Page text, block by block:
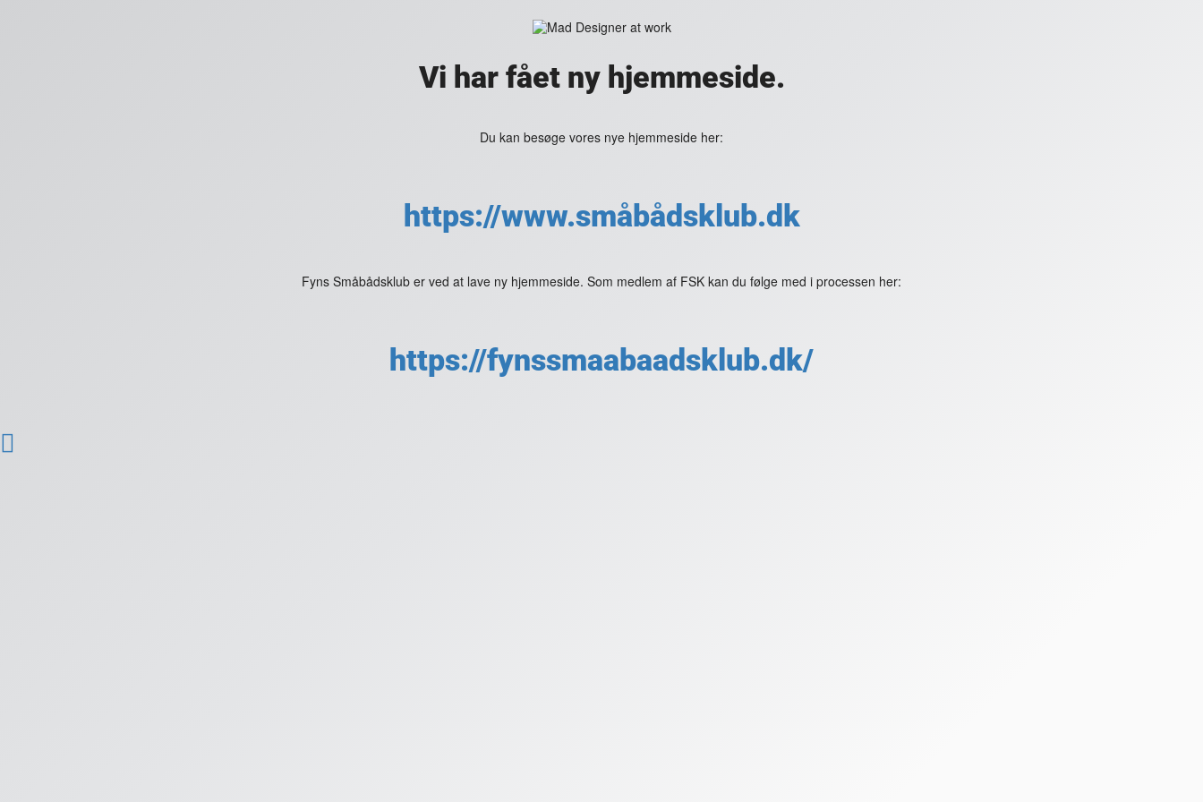
Vi har fået ny hjemmeside.
Du kan besøge vores nye hjemmeside her:
https://www.småbådsklub.dk
Fyns Småbådsklub er ved at lave ny hjemmeside. Som medlem af FSK kan du følge med i processen her:
https://fynssmaabaadsklub.dk/